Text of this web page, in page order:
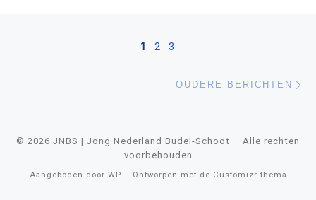
Berichten navigatie
1 2 3
OUDERE BERICHTEN
© 2026 JNBS | Jong Nederland Budel-Schoot – Alle rechten
voorbehouden
Aangeboden door WP – Ontworpen met de Customizr thema